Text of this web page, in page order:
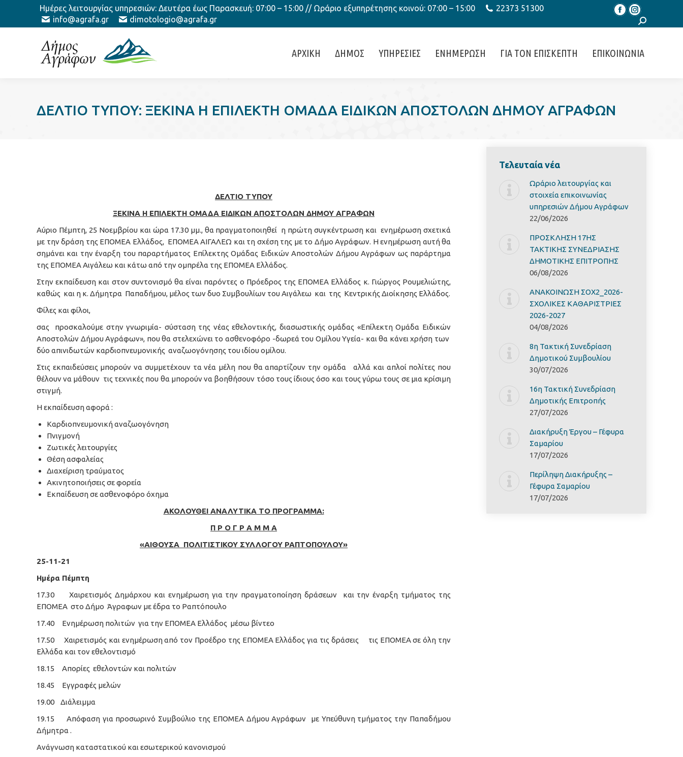
Ημέρες λειτουργίας υπηρεσιών: Δευτέρα έως Παρασκευή: 07:00 – 15:00 // Ωράριο εξυπηρέτησης κοινού: 07:00 – 15:00
22373 51300
info@agrafa.gr
dimotologio@agrafa.gr FacebookInstagram
Search:
ΑΡΧΙΚΗ ΔΗΜΟΣ ΥΠΗΡΕΣΙΕΣ ΕΝΗΜΕΡΩΣΗ ΓΙΑ ΤΟΝ ΕΠΙΣΚΕΠΤΗ ΕΠΙΚΟΙΝΩΝΙΑ
ΔΕΛΤΙΟ ΤΥΠΟΥ: ΞΕΚΙΝΑ Η ΕΠΙΛΕΚΤΗ ΟΜΑΔΑ ΕΙΔΙΚΩΝ ΑΠΟΣΤΟΛΩΝ ΔΗΜΟΥ ΑΓΡΑΦΩΝ
ΔΕΛΤΙΟ ΤΥΠΟΥ
ΞΕΚΙΝΑ Η ΕΠΙΛΕΚΤΗ ΟΜΑΔΑ ΕΙΔΙΚΩΝ ΑΠΟΣΤΟΛΩΝ ΔΗΜΟΥ ΑΓΡΑΦΩΝ
Αύριο Πέμπτη, 25 Νοεμβρίου και ώρα 17.30 μμ., θα πραγματοποιηθεί η πρώτη συγκέντρωση και ενημέρωση σχετικά
με την δράση της ΕΠΟΜΕΑ Ελλάδος, ΕΠΟΜΕΑ ΑΙΓΑΛΕΩ και τη σχέση της με το Δήμο Αγράφων. Η ενημέρωση αυτή θα
σημάνει και την έναρξη του παραρτήματος Επίλεκτης Ομάδας Ειδικών Αποστολών Δήμου Αγράφων ως παράρτημα
της ΕΠΟΜΕΑ Αιγάλεω και κάτω από την ομπρέλα της ΕΠΟΜΕΑ Ελλάδος.
Στην εκπαίδευση και στον συντονισμό θα είναι παρόντες ο Πρόεδρος της ΕΠΟΜΕΑ Ελλάδος κ. Γιώργος Ρουμελιώτης,
καθώς και η κ. Δήμητρα Παπαδήμου, μέλος των δυο Συμβουλίων του Αιγάλεω και της Κεντρικής Διοίκησης Ελλάδος.
Φίλες και φίλοι,
σας προσκαλούμε στην γνωριμία- σύσταση της νέας εθελοντικής, διασωστικής ομάδας «Επίλεκτη Ομάδα Ειδικών
Αποστολών Δήμου Αγράφων», που θα στελεχώνει το ασθενοφόρο -δωρεά του Ομίλου Υγεία- και θα κάνει χρήση των
δύο απινιδωτών καρδιοπνευμονικής αναζωογόνησης του ιδίου ομίλου.
Στις εκπαιδεύσεις μπορούν να συμμετέχουν τα νέα μέλη που θα απαρτίζουν την ομάδα αλλά και απλοί πολίτες που
θέλουν να μάθουν τις τεχνικές που θα μπορούν να βοηθήσουν τόσο τους ίδιους όσο και τους γύρω τους σε μια κρίσιμη
στιγμή.
Η εκπαίδευση αφορά :
Καρδιοπνευμονική αναζωογόνηση
Πνιγμονή
Ζωτικές λειτουργίες
Θέση ασφαλείας
Διαχείριση τραύματος
Ακινητοποιήσεις σε φορεία
Εκπαίδευση σε ασθενοφόρο όχημα
ΑΚΟΛΟΥΘΕΙ ΑΝΑΛΥΤΙΚΑ ΤΟ ΠΡΟΓΡΑΜΜΑ:
Π Ρ Ο Γ Ρ Α Μ Μ Α
«ΑΙΘΟΥΣΑ ΠΟΛΙΤΙΣΤΙΚΟΥ ΣΥΛΛΟΓΟΥ ΡΑΠΤΟΠΟΥΛΟΥ»
25-11-21
Ημέρα Πέμπτη
17.30 Χαιρετισμός Δημάρχου και ενημέρωση για την πραγματοποίηση δράσεων και την έναρξη τμήματος της
ΕΠΟΜΕΑ στο Δήμο Άγραφων με έδρα το Ραπτόπουλο
17.40 Ενημέρωση πολιτών για την ΕΠΟΜΕΑ Ελλάδος μέσω βίντεο
17.50 Χαιρετισμός και ενημέρωση από τον Προέδρο της ΕΠΟΜΕΑ Ελλάδος για τις δράσεις τις ΕΠΟΜΕΑ σε όλη την
Ελλάδα και τον εθελοντισμό
18.15 Απορίες εθελοντών και πολιτών
18.45 Εγγραφές μελών
19.00 Διάλειμμα
19.15 Απόφαση για προσωρινό Συμβούλιο της ΕΠΟΜΕΑ Δήμου Αγράφων με Υπεύθυνη τμήματος την Παπαδήμου
Δήμητρα .
Ανάγνωση καταστατικού και εσωτερικού κανονισμού
Τελευταία νέα
Ωράριο λειτουργίας και
στοιχεία επικοινωνίας
υπηρεσιών Δήμου Αγράφων
22/06/2026
ΠΡΟΣΚΛΗΣΗ 17ΗΣ
ΤΑΚΤΙΚΗΣ ΣΥΝΕΔΡΙΑΣΗΣ
ΔΗΜΟΤΙΚΗΣ ΕΠΙΤΡΟΠΗΣ
06/08/2026
ΑΝΑΚΟΙΝΩΣΗ ΣΟΧ2_2026-
ΣΧΟΛΙΚΕΣ ΚΑΘΑΡΙΣΤΡΙΕΣ
2026-2027
04/08/2026
8η Τακτική Συνεδρίαση
Δημοτικού Συμβουλίου
30/07/2026
16η Τακτική Συνεδρίαση
Δημοτικής Επιτροπής
27/07/2026
Διακήρυξη Έργoυ – Γέφυρα
Σαμαρίoυ
17/07/2026
Περίληψη Διακήρυξης –
Γέφυρα Σαμαρίoυ
17/07/2026